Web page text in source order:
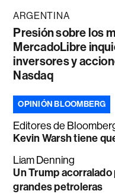
ARGENTINA
Presión sobre los
MercadoLibre
inversores y
Nasdaq
OPINIÓN BLOOMBERG
Editores de
Kevin Warsh tiene
Liam Denning
Un Trump
grandes petroleras